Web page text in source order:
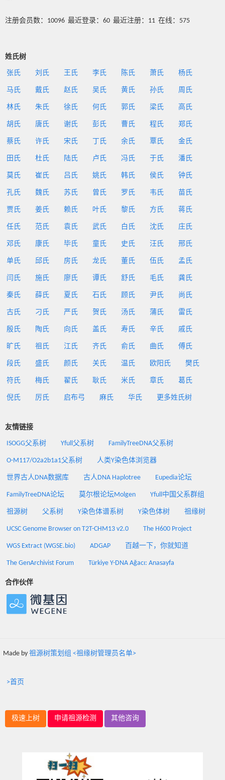
注册会员数：10096 最近登录：60 最近注册：11 在线：575
姓氏树
张氏 刘氏 王氏 李氏 陈氏 萧氏 杨氏
马氏 戴氏 赵氏 吴氏 黄氏 孙氏 周氏
林氏 朱氏 徐氏 何氏 郭氏 梁氏 高氏
胡氏 唐氏 谢氏 彭氏 曹氏 程氏 郑氏
蔡氏 许氏 宋氏 丁氏 余氏 覃氏 金氏
田氏 杜氏 陆氏 卢氏 冯氏 于氏 潘氏
莫氏 崔氏 吕氏 姚氏 韩氏 侯氏 钟氏
孔氏 魏氏 苏氏 曾氏 罗氏 韦氏 苗氏
贾氏 姜氏 赖氏 叶氏 黎氏 方氏 蒋氏
任氏 范氏 袁氏 武氏 白氏 沈氏 庄氏
邓氏 康氏 毕氏 童氏 史氏 汪氏 邢氏
单氏 邱氏 房氏 龙氏 董氏 伍氏 孟氏
闫氏 施氏 廖氏 谭氏 舒氏 毛氏 龚氏
秦氏 薛氏 夏氏 石氏 顾氏 尹氏 尚氏
古氏 刁氏 严氏 贺氏 汤氏 蒲氏 雷氏
殷氏 陶氏 向氏 盖氏 寿氏 辛氏 戚氏
旷氏 祖氏 江氏 齐氏 俞氏 曲氏 傅氏
段氏 盛氏 颜氏 关氏 温氏 欧阳氏 樊氏
符氏 梅氏 翟氏 耿氏 米氏 章氏 葛氏
倪氏 厉氏 启布弓 麻氏 华氏 更多姓氏树
友情链接
ISOGG父系树 Yfull父系树 FamilyTreeDNA父系树
O-M117/O2a2b1a1父系树 人类Y染色体浏览器
世界古人DNA数据库 古人DNA Haplotree Eupedia论坛
FamilyTreeDNA论坛 莫尔根论坛Molgen Yfull中国父系群组
祖源树 父系树 Y染色体谱系树 Y染色体树 祖缘树
UCSC Genome Browser on T2T-CHM13 v2.0 The H600 Project
WGS Extract (WGSE.bio) ADGAP 百越一下，你就知道
The GenArchivist Forum Türkiye Y-DNA Ağacı: Anasayfa
合作伙伴
Made by 祖源树策划组 <祖缘树管理员名单>
>首页
极速上树 申请祖源检测 其他咨询